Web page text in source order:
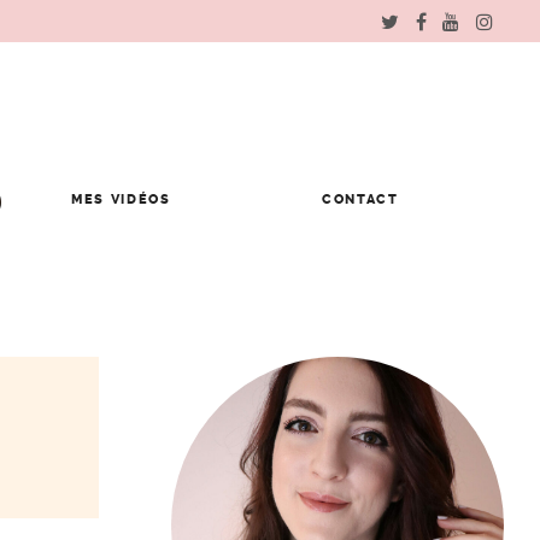
MES VIDÉOS CONTACT